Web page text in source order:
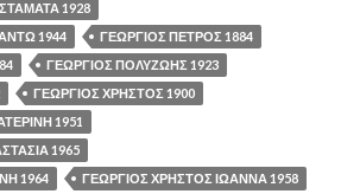
1928
1944
ΓΕΩΡΓΙΟΣ ΠΕΤΡΟΣ 1884
ΓΕΩΡΓΙΟΣ ΠΟΛΥΖΩΗΣ 1923
ΓΕΩΡΓΙΟΣ ΧΡΗΣΤΟΣ 1900
1951
1965
1964
ΓΕΩΡΓΙΟΣ ΧΡΗΣΤΟΣ ΙΩΑΝΝΑ 1958